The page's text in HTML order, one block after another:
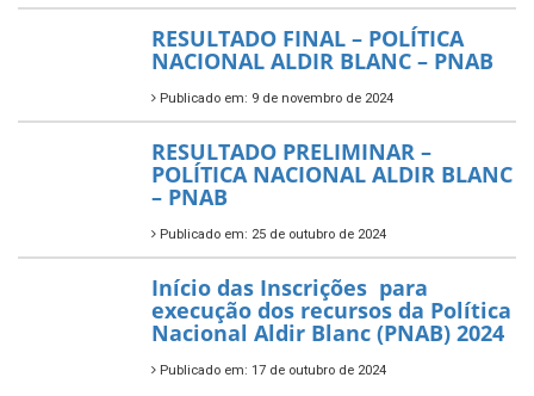
RESULTADO FINAL – POLÍTICA
NACIONAL ALDIR BLANC – PNAB
Publicado em: 9 de novembro de 2024
RESULTADO PRELIMINAR –
POLÍTICA NACIONAL ALDIR BLANC
– PNAB
Publicado em: 25 de outubro de 2024
Início das Inscrições para
execução dos recursos da Política
Nacional Aldir Blanc (PNAB) 2024
Publicado em: 17 de outubro de 2024